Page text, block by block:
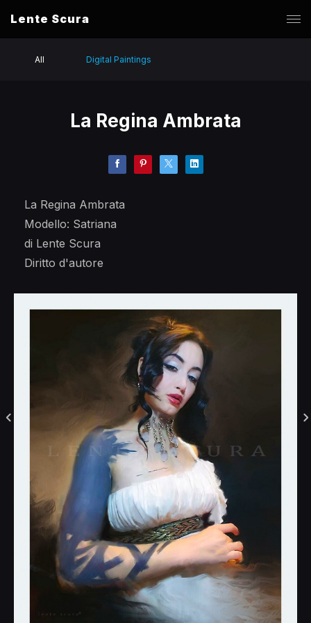
Lente Scura
All Digital Paintings
La Regina Ambrata
La Regina Ambrata
Modello: Satriana
di Lente Scura
Diritto d'autore